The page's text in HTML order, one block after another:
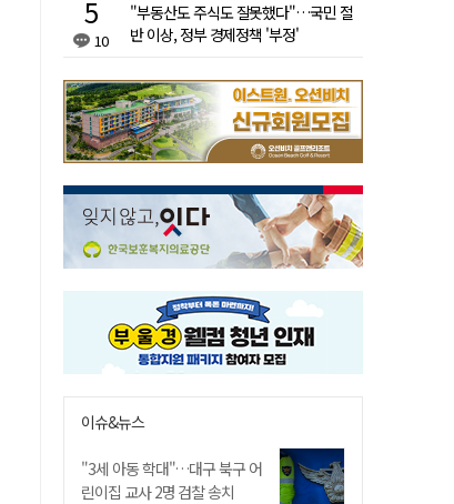
10
"부동산도 주식도 잘못했다"…국민 절
반 이상, 정부 경제정책 '부정'
이슈&뉴스
"3세 아동 학대"…대구 북구 어
린이집 교사 2명 검찰 송치